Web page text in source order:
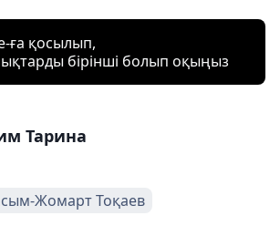
ға қосылып,
бірінші болып оқыңыз
Тарина
Жомарт Тоқаев